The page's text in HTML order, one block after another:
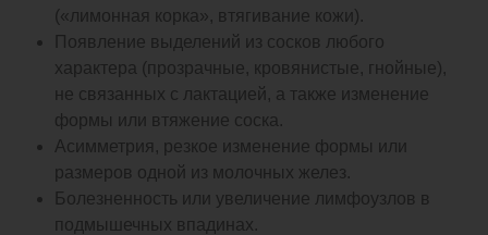
(«лимонная корка», втягивание кожи).
Появление выделений из сосков любого
характера (прозрачные, кровянистые, гнойные),
не связанных с лактацией, а также изменение
формы или втяжение соска.
Асимметрия, резкое изменение формы или
размеров одной из молочных желез.
Болезненность или увеличение лимфоузлов в
подмышечных впадинах.